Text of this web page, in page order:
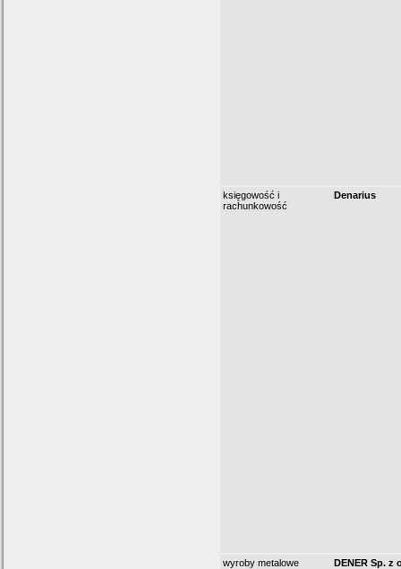
księgowość i
rachunkowość
Denarius
wyroby metalowe DENER Sp. z